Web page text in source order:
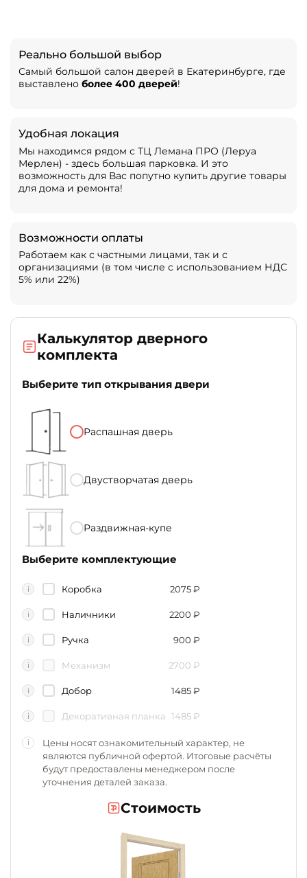
Реально большой выбор
Самый большой салон дверей в Екатеринбурге, где
выставлено более 400 дверей!
Удобная локация
Мы находимся рядом с ТЦ Лемана ПРО (Леруа
Мерлен) - здесь большая парковка. И это
возможность для Вас попутно купить другие товары
для дома и ремонта!
Возможности оплаты
Работаем как с частными лицами, так и с
организациями (в том числе с использованием НДС
5% или 22%)
Калькулятор дверного
комплекта
Выберите тип открывания двери
Распашная дверь
Двустворчатая дверь
Раздвижная-купе
Выберите комплектующие
i Коробка 2075₽
i Наличники 2200 ₽
i Ручка 900 ₽
i Механизм 2700 ₽
i Добор 1485₽
i Декоративная планка 1485 ₽
i
Цены носят ознакомительный характер, не
являются публичной офертой. Итоговые расчёты
будут предоставлены менеджером после
уточнения деталей заказа.
Стоимость